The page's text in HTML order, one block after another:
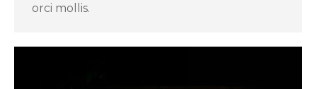
orci mollis.